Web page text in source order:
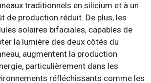
traditionnels en silicium et à un
de production réduit. De plus, les
solaires bifaciales, capables de
la lumière des deux côtés du
augmentent la production
particulièrement dans les
réfléchissants comme les